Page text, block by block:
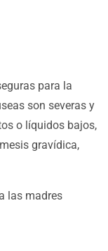
para la
son severas y
o líquidos bajos,
gravídica,
las madres